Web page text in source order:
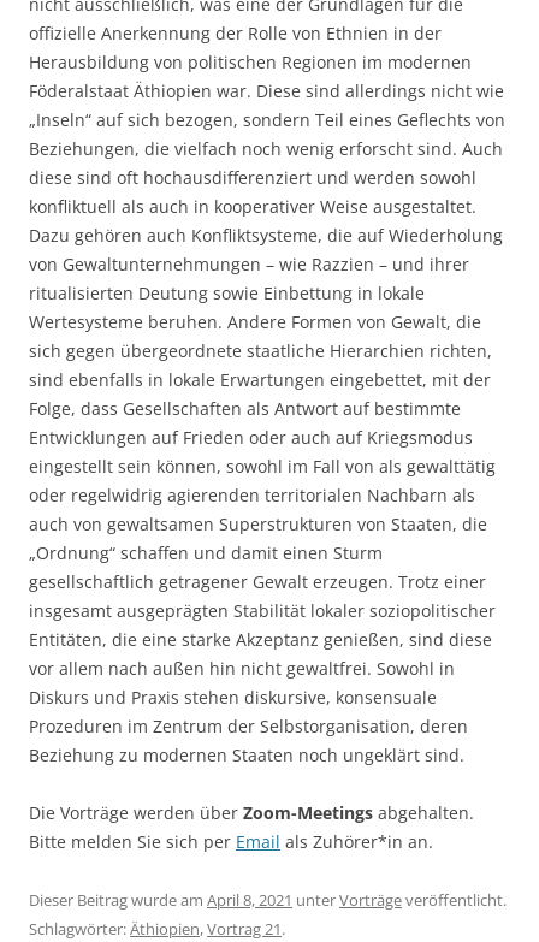
offizielle Anerkennung der Rolle von Ethnien in der
Herausbildung von politischen Regionen im modernen
Föderalstaat Äthiopien war. Diese sind allerdings nicht wie
„Inseln“ auf sich bezogen, sondern Teil eines Geflechts von
Beziehungen, die vielfach noch wenig erforscht sind. Auch
diese sind oft hochausdifferenziert und werden sowohl
konfliktuell als auch in kooperativer Weise ausgestaltet.
Dazu gehören auch Konfliktsysteme, die auf Wiederholung
von Gewaltunternehmungen – wie Razzien – und ihrer
ritualisierten Deutung sowie Einbettung in lokale
Wertesysteme beruhen. Andere Formen von Gewalt, die
sich gegen übergeordnete staatliche Hierarchien richten,
sind ebenfalls in lokale Erwartungen eingebettet, mit der
Folge, dass Gesellschaften als Antwort auf bestimmte
Entwicklungen auf Frieden oder auch auf Kriegsmodus
eingestellt sein können, sowohl im Fall von als gewalttätig
oder regelwidrig agierenden territorialen Nachbarn als
auch von gewaltsamen Superstrukturen von Staaten, die
„Ordnung“ schaffen und damit einen Sturm
gesellschaftlich getragener Gewalt erzeugen. Trotz einer
insgesamt ausgeprägten Stabilität lokaler soziopolitischer
Entitäten, die eine starke Akzeptanz genießen, sind diese
vor allem nach außen hin nicht gewaltfrei. Sowohl in
Diskurs und Praxis stehen diskursive, konsensuale
Prozeduren im Zentrum der Selbstorganisation, deren
Beziehung zu modernen Staaten noch ungeklärt sind.
Die Vorträge werden über Zoom-Meetings abgehalten.
Bitte melden Sie sich per Email als Zuhörer*in an.
Dieser Beitrag wurde am April 8, 2021 unterVorträgeveröffentlicht.
Schlagwörter:Äthiopien,Vortrag 21.